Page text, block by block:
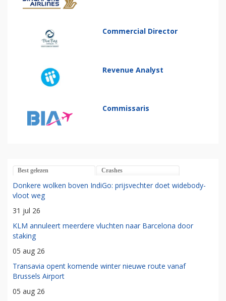
Commercial Director
Revenue Analyst
Commissaris
Best gelezen Crashes
Donkere wolken boven IndiGo: prijsvechter doet widebody-
vloot weg
31 jul 26
KLM annuleert meerdere vluchten naar Barcelona door
staking
05 aug 26
Transavia opent komende winter nieuwe route vanaf
Brussels Airport
05 aug 26